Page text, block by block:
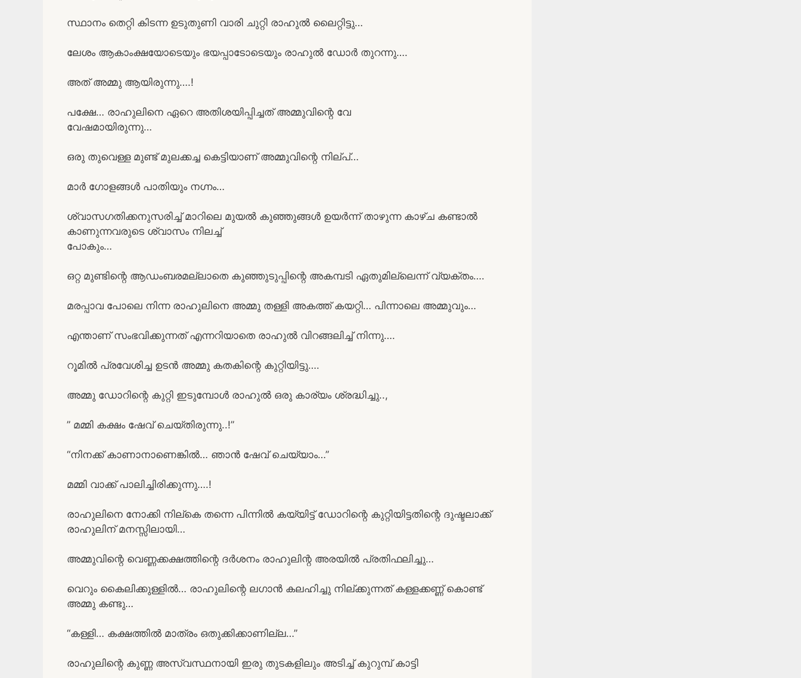
സ്ഥാനം തെറ്റി കിടന്ന ഉടുതുണി വാരി ചുറ്റി രാഹുൽ ലൈറ്റിട്ടു…
ലേശം ആകാംക്ഷയോടെയും ഭയപ്പാടോടെയും രാഹുൽ ഡോർ തുറന്നു….
അത് അമ്മു ആയിരുന്നു….!
പക്ഷേ… രാഹുലിനെ ഏറെ അതിശയിപ്പിച്ചത് അമ്മുവിന്റെ വേ
വേഷമായിരുന്നു…
ഒരു തുവെള്ള മുണ്ട് മുലക്കച്ച കെട്ടിയാണ് അമ്മുവിന്റെ നില്പ്…
മാർ ഗോളങ്ങൾ പാതിയും നഗ്നം…
ശ്വാസഗതിക്കനുസരിച്ച് മാറിലെ മുയൽ കുഞ്ഞുങ്ങൾ ഉയർന്ന് താഴുന്ന കാഴ്ച കണ്ടാൽ
കാണുന്നവരുടെ ശ്വാസം നിലച്ച്
പോകും…
ഒറ്റ മുണ്ടിന്റെ ആഡംബരമല്ലാതെ കുഞ്ഞുടുപ്പിന്റെ അകമ്പടി ഏതുമില്ലെന്ന് വ്യക്തം….
മരപ്പാവ പോലെ നിന്ന രാഹുലിനെ അമ്മു തള്ളി അകത്ത് കയറ്റി… പിന്നാലെ അമ്മുവും…
എന്താണ് സംഭവിക്കുന്നത് എന്നറിയാതെ രാഹുൽ വിറങ്ങലിച്ച് നിന്നു….
റൂമിൽ പ്രവേശിച്ച ഉടൻ അമ്മു കതകിന്റെ കുറ്റിയിട്ടു….
അമ്മു ഡോറിന്റെ കുറ്റി ഇടുമ്പോൾ രാഹുൽ ഒരു കാര്യം ശ്രദ്ധിച്ചു..,
” മമ്മി കക്ഷം ഷേവ് ചെയ്തിരുന്നു..!”
“നിനക്ക് കാണാനാണെങ്കിൽ… ഞാൻ ഷേവ് ചെയ്യാം…”
മമ്മി വാക്ക് പാലിച്ചിരിക്കുന്നു….!
രാഹുലിനെ നോക്കി നില്കെ തന്നെ പിന്നിൽ കയ്യിട്ട് ഡോറിന്റെ കുറ്റിയിട്ടതിന്റെ ദുഷ്ടലാക്ക്
രാഹുലിന് മനസ്സിലായി…
അമ്മുവിന്റെ വെണ്ണക്കക്ഷത്തിന്റെ ദർശനം രാഹുലിന്റ അരയിൽ പ്രതിഫലിച്ചു…
വെറും കൈലിക്കുള്ളിൽ… രാഹുലിന്റെ ലഗാൻ കലഹിച്ചു നില്ക്കുന്നത് കള്ളക്കണ്ണ് കൊണ്ട്
അമ്മു കണ്ടു…
“കള്ളി… കക്ഷത്തിൽ മാത്രം ഒതുക്കിക്കാണില്ല…”
രാഹുലിന്റെ കുണ്ണ അസ്വസ്ഥനായി ഇരു തുടകളിലും അടിച്ച് കുറുമ്പ് കാട്ടി